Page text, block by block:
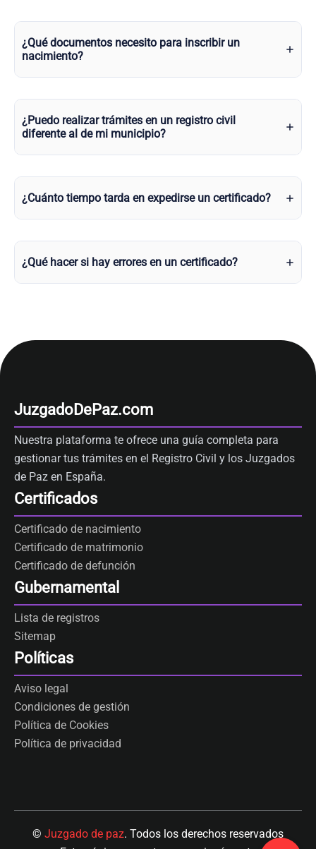
¿Qué documentos necesito para inscribir un
nacimiento?
¿Puedo realizar trámites en un registro civil
diferente al de mi municipio?
¿Cuánto tiempo tarda en expedirse un certificado?
¿Qué hacer si hay errores en un certificado?
JuzgadoDePaz.com
Nuestra plataforma te ofrece una guía completa para
gestionar tus trámites en el Registro Civil y los Juzgados
de Paz en España.
Certificados
Certificado de nacimiento
Certificado de matrimonio
Certificado de defunción
Gubernamental
Lista de registros
Sitemap
Políticas
Aviso legal
Condiciones de gestión
Política de Cookies
Política de privacidad
© Juzgado de paz. Todos los derechos reservados